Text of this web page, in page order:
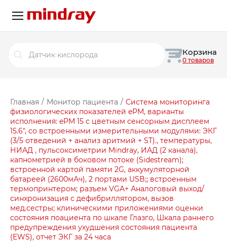
товаров
Корзина
0 товаров
Главная / Монитор пациента / Система мониторинга
физиологических показателей ePM, варианты
исполнения: ePM 15 с цветным сенсорным дисплеем
15.6″, со встроенными измерительными модулями: ЭКГ
(3/5 отведений + анализ аритмий + ST)., температуры,
НИАД , пульсоксиметрии Mindray, ИАД (2 канала),
капнометрией в боковом потоке (Sidestream);
встроенной картой памяти 2G, аккумуляторной
батареей (2600мАч), 2 портами USB;; встроенным
термопринтером; разъем VGA+ Аналоговый выход/
синхронизация с дефибриллятором, вызов
мед.сестры; клиническими приложениями оценки
состояния поациента по шкале Глазго, Шкала раннего
предупреждения ухудшения состояния пациента
(EWS), отчет ЭКГ за 24 часа